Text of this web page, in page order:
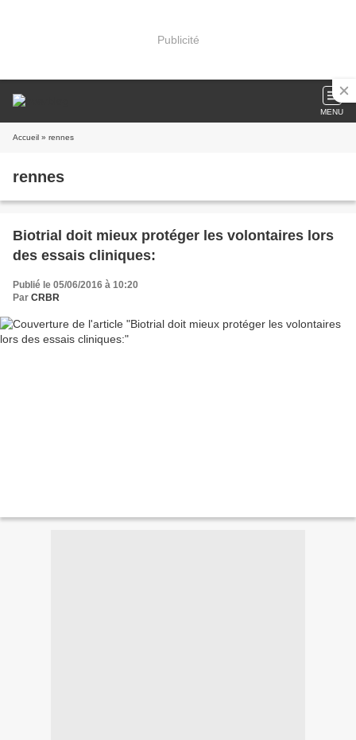
Publicité
MENU
Accueil » rennes
rennes
Biotrial doit mieux protéger les volontaires lors
des essais cliniques:
Publié le 05/06/2016 à 10:20
Par CRBR